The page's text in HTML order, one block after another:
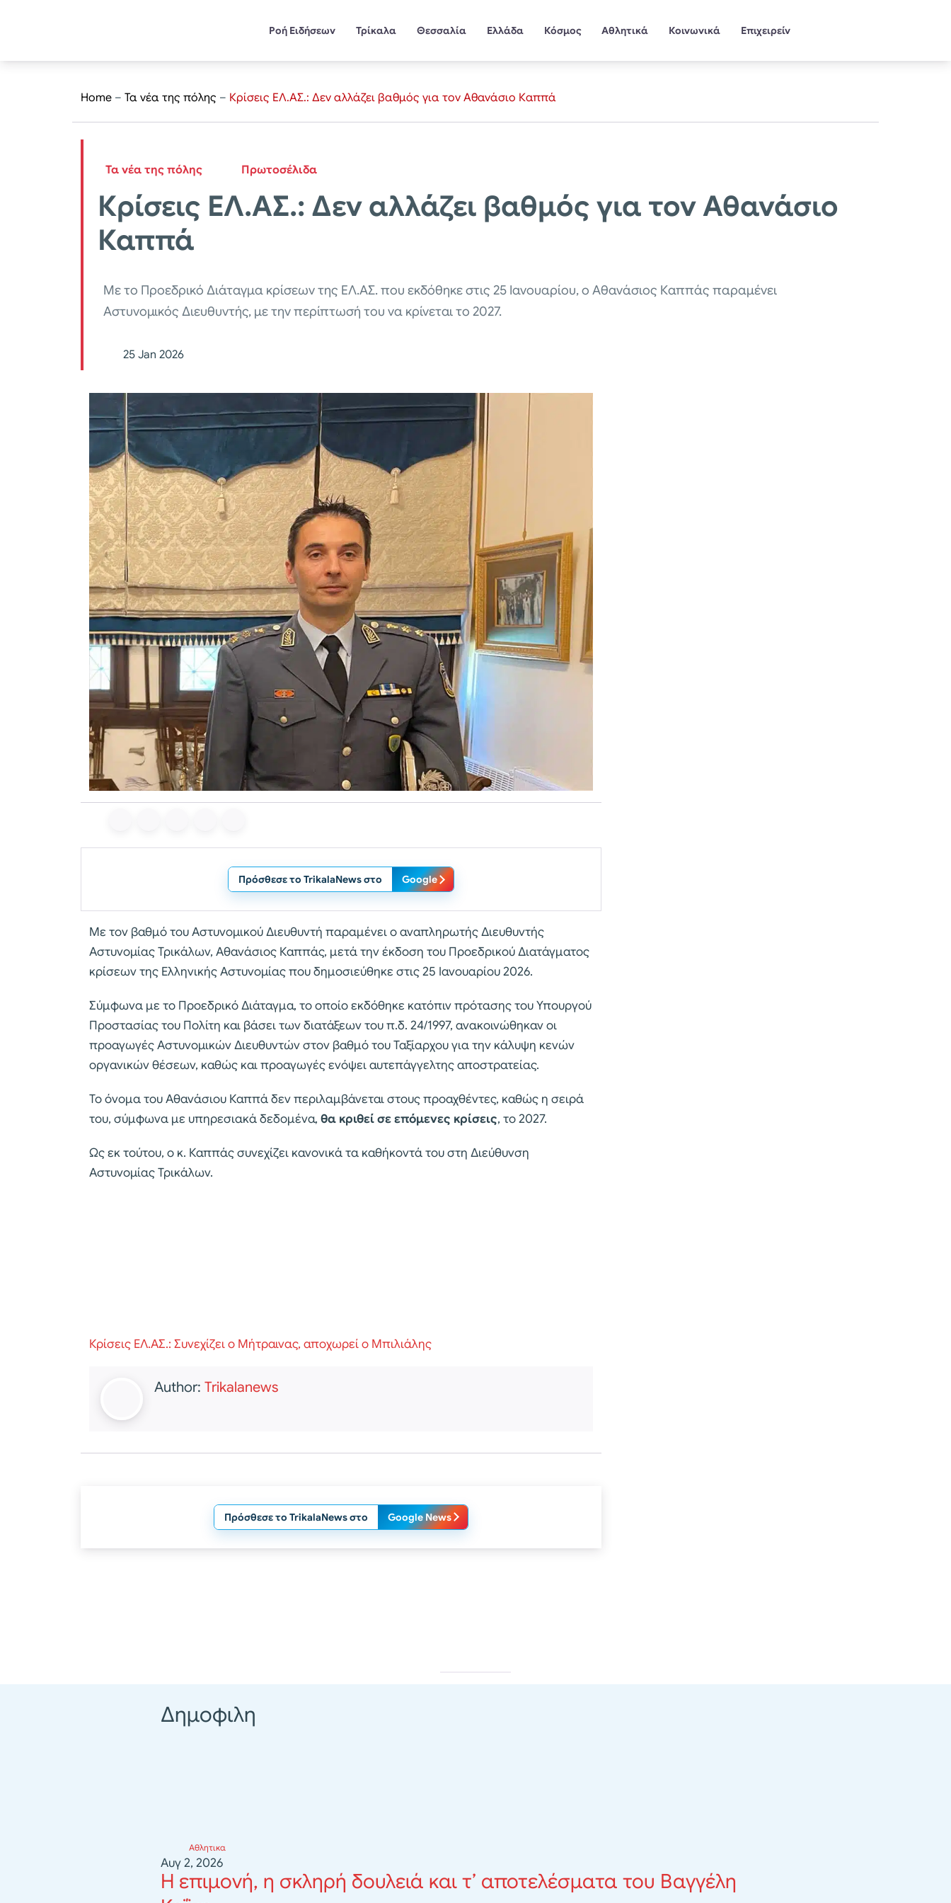
Ροή Ειδήσεων Τρίκαλα Θεσσαλία Ελλάδα Κόσμος Αθλητικά Κοινωνικά Επιχειρείν
Home – Τα νέα της πόλης – Κρίσεις ΕΛ.ΑΣ.: Δεν αλλάζει βαθμός για τον Αθανάσιο Καππά
Τα νέα της πόλης Πρωτοσέλιδα
Κρίσεις ΕΛ.ΑΣ.: Δεν αλλάζει βαθμός για τον Αθανάσιο
Καππά
Με το Προεδρικό Διάταγμα κρίσεων της ΕΛ.ΑΣ. που εκδόθηκε στις 25 Ιανουαρίου, ο Αθανάσιος Καππάς παραμένει
Αστυνομικός Διευθυντής, με την περίπτωσή του να κρίνεται το 2027.
25 Jan 2026
Πρόσθεσε το TrikalaNews στο Google
Με τον βαθμό του Αστυνομικού Διευθυντή παραμένει ο αναπληρωτής Διευθυντής
Αστυνομίας Τρικάλων, Αθανάσιος Καππάς, μετά την έκδοση του Προεδρικού Διατάγματος
κρίσεων της Ελληνικής Αστυνομίας που δημοσιεύθηκε στις 25 Ιανουαρίου 2026.
Σύμφωνα με το Προεδρικό Διάταγμα, το οποίο εκδόθηκε κατόπιν πρότασης του Υπουργού
Προστασίας του Πολίτη και βάσει των διατάξεων του π.δ. 24/1997, ανακοινώθηκαν οι
προαγωγές Αστυνομικών Διευθυντών στον βαθμό του Ταξίαρχου για την κάλυψη κενών
οργανικών θέσεων, καθώς και προαγωγές ενόψει αυτεπάγγελτης αποστρατείας.
Το όνομα του Αθανάσιου Καππά δεν περιλαμβάνεται στους προαχθέντες, καθώς η σειρά
του, σύμφωνα με υπηρεσιακά δεδομένα, θα κριθεί σε επόμενες κρίσεις, το 2027.
Ως εκ τούτου, ο κ. Καππάς συνεχίζει κανονικά τα καθήκοντά του στη Διεύθυνση
Αστυνομίας Τρικάλων.
Κρίσεις ΕΛ.ΑΣ.: Συνεχίζει ο Μήτραινας, αποχωρεί ο Μπιλιάλης
Author: Trikalanews
Πρόσθεσε το TrikalaNews στο Google News
Δημοφιλη
Αθλητικα
Αυγ 2, 2026
Η επιμονή, η σκληρή δουλειά και τ’ αποτελέσματα του Βαγγέλη